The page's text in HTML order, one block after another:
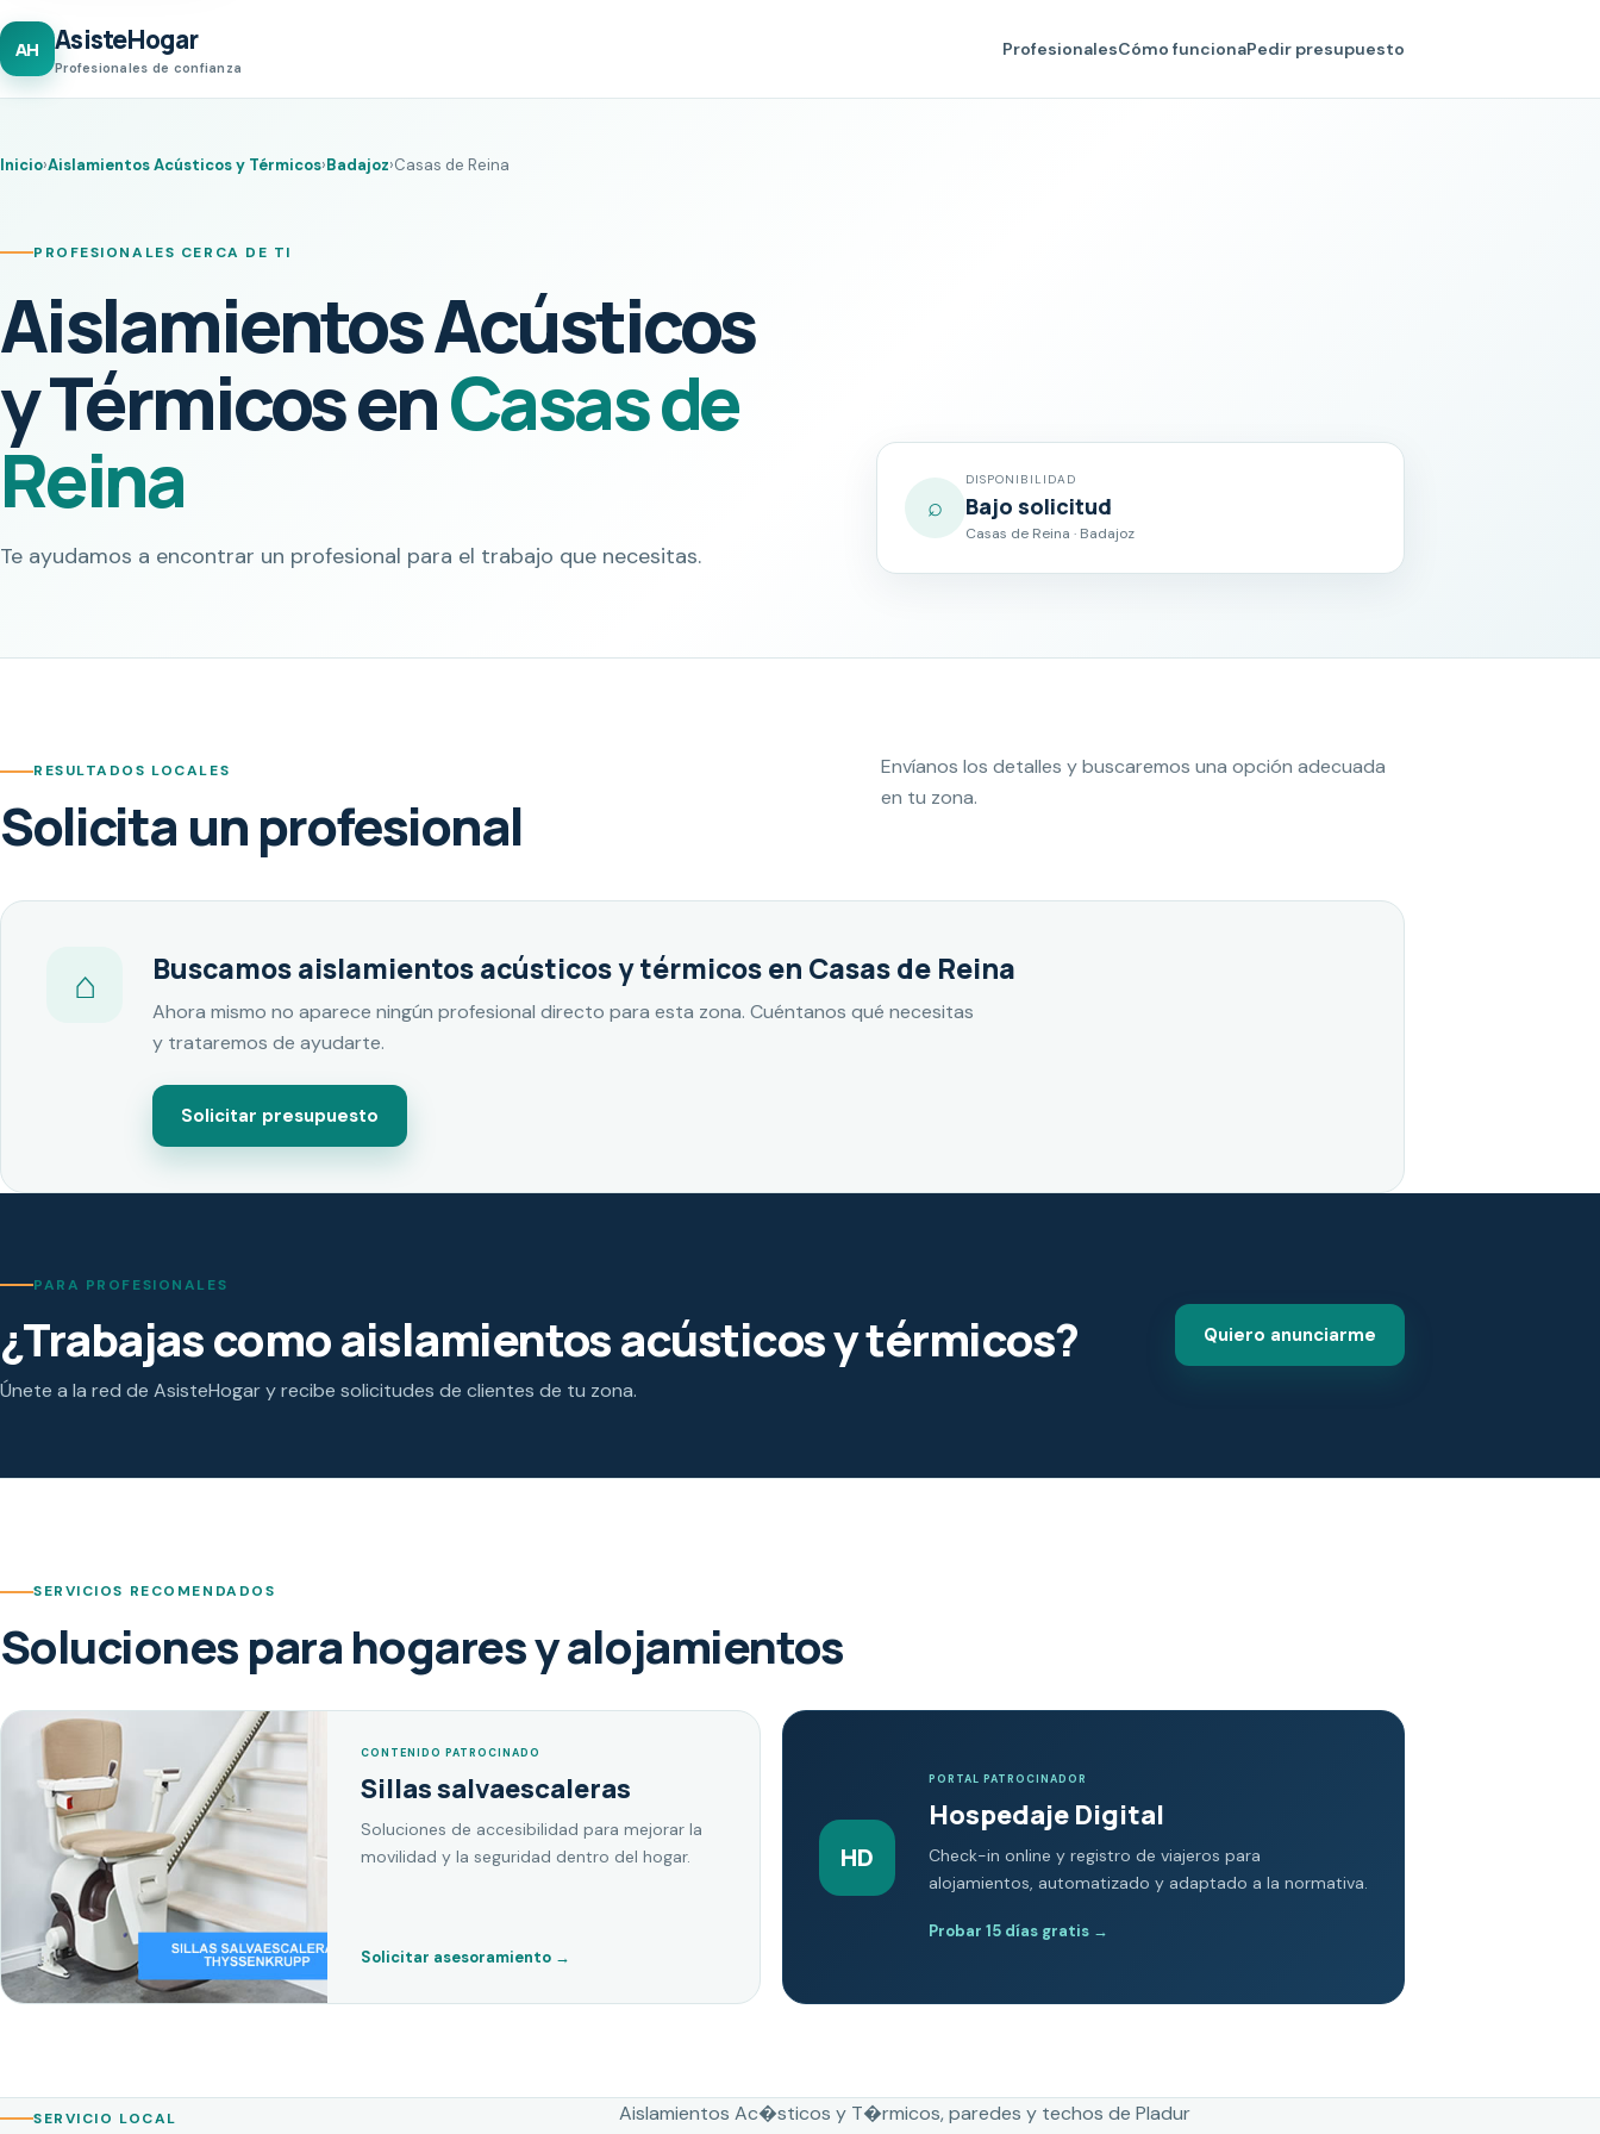
AH AsisteHogar
Profesionales de confianza
ProfesionalesCómo funcionaPedir presupuesto
Inicio›Aislamientos Acústicos y Térmicos›Badajoz›Casas de Reina
PROFESIONALES CERCA DE TI
Aislamientos Acústicos
y Térmicos enCasas de
Reina
Te ayudamos a encontrar un profesional para el trabajo que necesitas.
⌕
DISPONIBILIDAD
Bajo solicitud
Casas de Reina · Badajoz
RESULTADOS LOCALES
Solicita un profesional
Envíanos los detalles y buscaremos una opción adecuada
en tu zona.
⌂ Buscamos aislamientos acústicos y térmicos en Casas de Reina
Ahora mismo no aparece ningún profesional directo para esta zona. Cuéntanos qué necesitas
y trataremos de ayudarte.
Solicitar presupuesto
PARA PROFESIONALES
¿Trabajas como aislamientos acústicos y térmicos?
Únete a la red de AsisteHogar y recibe solicitudes de clientes de tu zona.
Quiero anunciarme
SERVICIOS RECOMENDADOS
Soluciones para hogares y alojamientos
CONTENIDO PATROCINADO
Sillas salvaescaleras
Soluciones de accesibilidad para mejorar la
movilidad y la seguridad dentro del hogar.
Solicitar asesoramiento →
HD
PORTAL PATROCINADOR
Hospedaje Digital
Check-in online y registro de viajeros para
alojamientos, automatizado y adaptado a la normativa.
Probar 15 días gratis →
SERVICIO LOCAL Aislamientos Ac�sticos y T�rmicos, paredes y techos de Pladur